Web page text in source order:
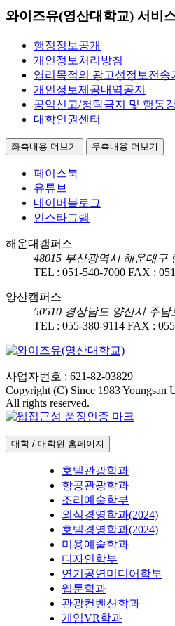
와이즈유(영산대학교) 서비
행정정보공개
개인정보처리방침
영리목적의 광고성정보전송
개인정보제공내역공지
공익신고/청탁금지 및 행동
대학인권센터
좌측내용 더보기 우측내용 더보기
페이스북
유튜브
네이버블로그
인스타그램
해운대캠퍼스
48015 부산광역시 해운대구
TEL : 051-540-7000 FAX :
양산캠퍼스
50510 경상남도 양산시 주남
TEL : 055-380-9114 FAX :
사업자번호 : 621-82-03829
Copyright (C) Since 1983 Youngsan
All rights reserved.
대학 / 대학원 홈페이지
호텔관광학과
항공관광학과
조리예술학부
외식경영학과(2024)
호텔경영학과(2024)
미용예술학과
디자인학부
연기공연미디어학부
웹툰학과
관광컨벤션학과
게임VR학과